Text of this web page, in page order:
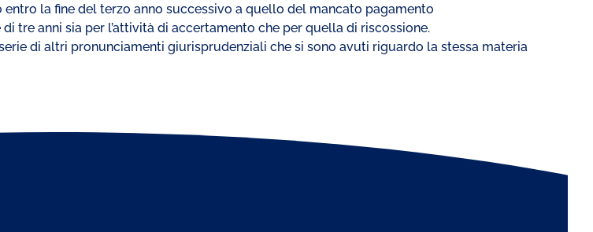
la fine del terzo anno successivo a quello del mancato pagamento
anni sia per l’attività di accertamento che per quella di riscossione.
di altri pronunciamenti giurisprudenziali che si sono avuti riguardo la stessa materia